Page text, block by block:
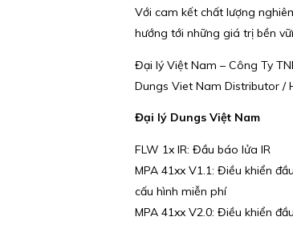
Với cam kết chất lượng
hướng tới những giá trị bền
Đại lý Việt Nam – Công Ty
Dungs Viet Nam Distributor /
Đại lý Dungs Việt Nam
FLW 1x IR: Đầu báo lửa IR
MPA 41xx V1.1: Điều khiển
cấu hình miễn phí
MPA 41xx V2.0: Điều khiển